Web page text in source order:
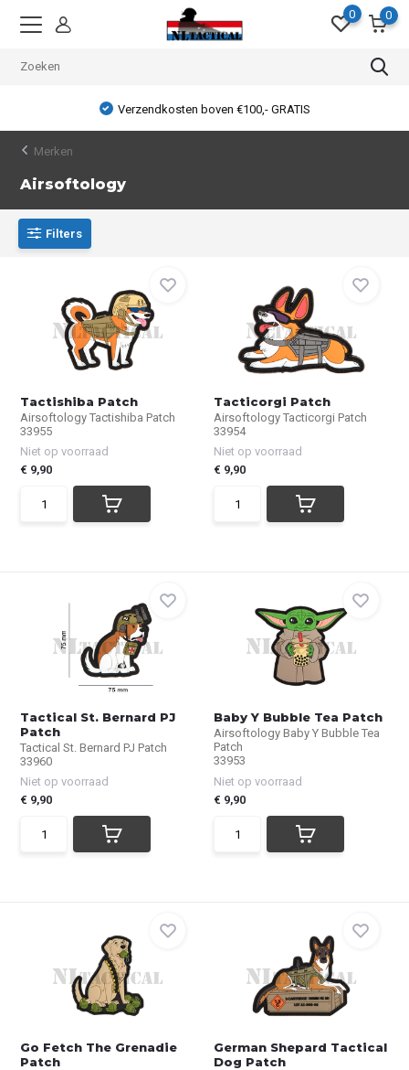
0 0
Verzendkosten boven €100,- GRATIS
Merken
Airsoftology
Filters
Tactishiba Patch
Airsoftology Tactishiba Patch
33955
Niet op voorraad
€ 9,90
Tacticorgi Patch
Airsoftology Tacticorgi Patch
33954
Niet op voorraad
€ 9,90
Tactical St. Bernard PJ
Patch
Tactical St. Bernard PJ Patch
33960
Niet op voorraad
€ 9,90
Baby Y Bubble Tea Patch
Airsoftology Baby Y Bubble Tea
Patch
33953
Niet op voorraad
€ 9,90
Go Fetch The Grenadie
Patch
German Shepard Tactical
Dog Patch